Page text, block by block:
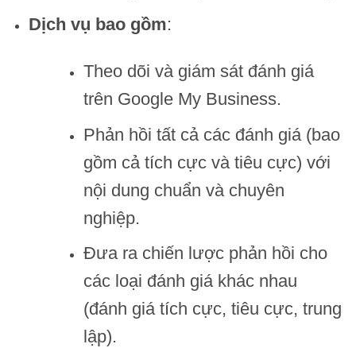
Dịch vụ bao gồm:
Theo dõi và giám sát đánh giá
trên Google My Business.
Phản hồi tất cả các đánh giá (bao
gồm cả tích cực và tiêu cực) với
nội dung chuẩn và chuyên
nghiệp.
Đưa ra chiến lược phản hồi cho
các loại đánh giá khác nhau
(đánh giá tích cực, tiêu cực, trung
lập).